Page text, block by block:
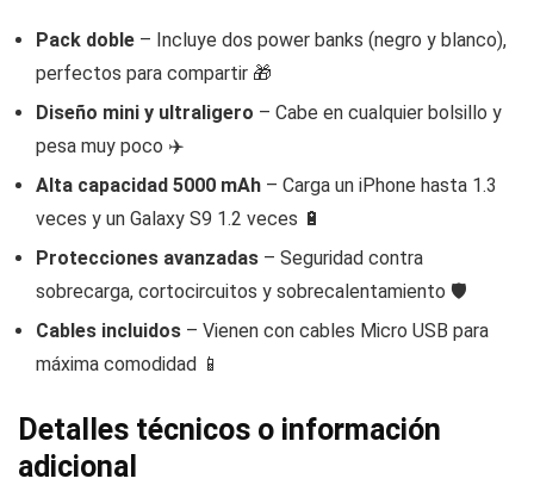
Pack doble – Incluye dos power banks (negro y blanco),
perfectos para compartir 🎁
Diseño mini y ultraligero – Cabe en cualquier bolsillo y
pesa muy poco ✈️
Alta capacidad 5000 mAh – Carga un iPhone hasta 1.3
veces y un Galaxy S9 1.2 veces 🔋
Protecciones avanzadas – Seguridad contra
sobrecarga, cortocircuitos y sobrecalentamiento 🛡️
Cables incluidos – Vienen con cables Micro USB para
máxima comodidad 📱
Detalles técnicos o información
adicional